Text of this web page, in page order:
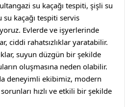
su kaçağı tespiti, şişli su
kaçağı tespiti servis
Evlerde ve işyerlerinde
ciddi rahatsızlıklar yaratabilir.
suyun düzgün bir şekilde
oluşmasına neden olabilir.
deneyimli ekibimiz, modern
hızlı ve etkili bir şekilde